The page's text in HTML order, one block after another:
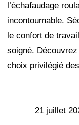
l’échafaudage
incontournable.
le confort de
soigné.
choix privilégié
21 juillet